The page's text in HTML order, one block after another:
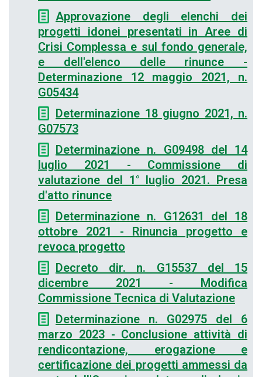
Approvazione degli elenchi dei
progetti idonei presentati in Aree di
Crisi Complessa e sul fondo generale,
e dell'elenco delle rinunce -
Determinazione 12 maggio 2021, n.
G05434
Determinazione 18 giugno 2021, n.
G07573
Determinazione n. G09498 del 14
luglio 2021 - Commissione di
valutazione del 1° luglio 2021. Presa
d'atto rinunce
Determinazione n. G12631 del 18
ottobre 2021 - Rinuncia progetto e
revoca progetto
Decreto dir. n. G15537 del 15
dicembre 2021 - Modifica
Commissione Tecnica di Valutazione
Determinazione n. G02975 del 6
marzo 2023 - Conclusione attività di
rendicontazione, erogazione e
certificazione dei progetti ammessi da